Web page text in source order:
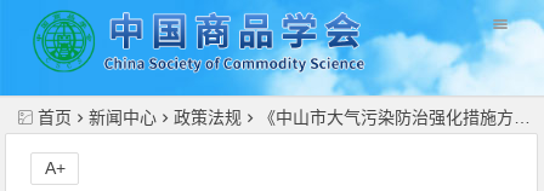
首页 新闻中心 政策法规 《中山市大气污染防治强化措施方案》
A+